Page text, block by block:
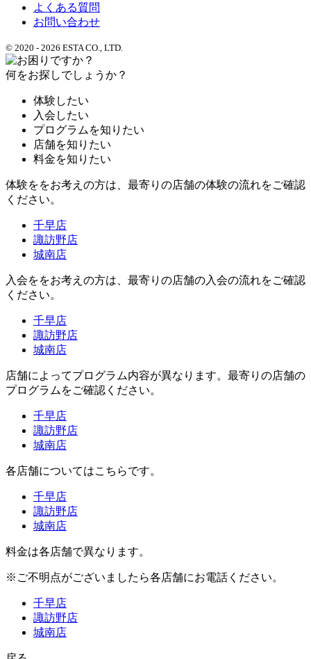
よくある質問
お問い合わせ
© 2020 - 2026 ESTA CO., LTD.
何をお探しでしょうか？
体験したい
入会したい
プログラムを知りたい
店舗を知りたい
料金を知りたい
体験ををお考えの方は、最寄りの店舗の体験の流れをご確認
ください。
千早店
諏訪野店
城南店
入会ををお考えの方は、最寄りの店舗の入会の流れをご確認
ください。
千早店
諏訪野店
城南店
店舗によってプログラム内容が異なります。最寄りの店舗の
プログラムをご確認ください。
千早店
諏訪野店
城南店
各店舗についてはこちらです。
千早店
諏訪野店
城南店
料金は各店舗で異なります。
※ご不明点がございましたら各店舗にお電話ください。
千早店
諏訪野店
城南店